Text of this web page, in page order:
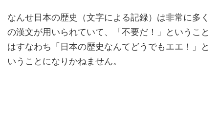
なんせ日本の歴史（文字による記録）は非常に多く
の漢文が用いられていて、「不要だ！」ということ
はすなわち「日本の歴史なんてどうでもエエ！」と
いうことになりかねません。